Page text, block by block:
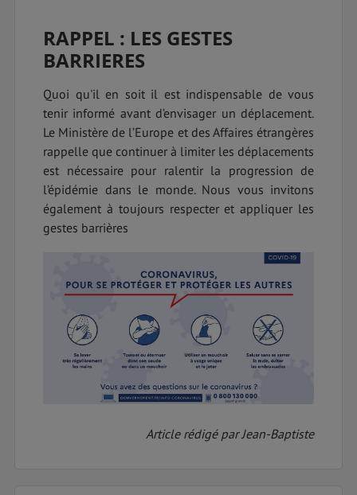
RAPPEL : LES GESTES
BARRIERES
Quoi qu'il en soit il est indispensable de vous
tenir informé avant d’envisager un déplacement.
Le Ministère de l’Europe et des Affaires étrangères
rappelle que continuer à limiter les déplacements
est nécessaire pour ralentir la progression de
l’épidémie dans le monde. Nous vous invitons
également à toujours respecter et appliquer les
gestes barrières
Article rédigé par Jean-Baptiste